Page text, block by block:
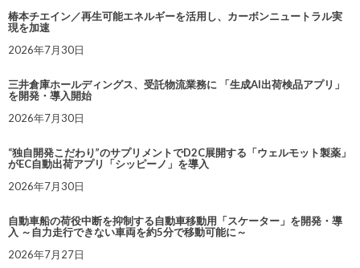
椿本チエイン／再生可能エネルギーを活用し、カーボンニュートラル実
現を加速
2026年7月30日
三井倉庫ホールディングス、受託物流業務に 「生成AI出荷検品アプリ」
を開発・導入開始
2026年7月30日
“独自開発こだわり”のサプリメントでD2C展開する「ウェルモット製薬」
がEC自動出荷アプリ「シッピーノ」を導入
2026年7月30日
自動車船の荷役中断を抑制する自動車移動用「スケーター」を開発・導
入 ～自力走行できない車両を約5分で移動可能に～
2026年7月27日